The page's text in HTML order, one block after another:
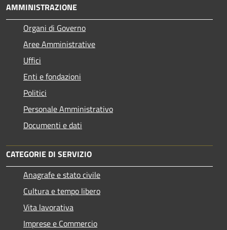
AMMINISTRAZIONE
Organi di Governo
Aree Amministrative
Uffici
Enti e fondazioni
Politici
Personale Amministrativo
Documenti e dati
CATEGORIE DI SERVIZIO
Anagrafe e stato civile
Cultura e tempo libero
Vita lavorativa
Imprese e Commercio